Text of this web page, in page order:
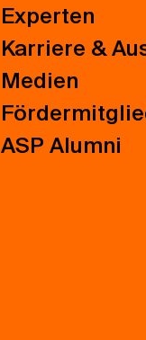
Experten
Karriere &
Medien
ASP Alumni